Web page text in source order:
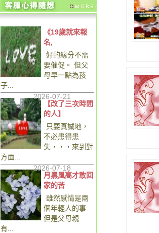
《19歲就來報
名,
好的緣分不需
要催促。 但父
母早一點為孩
子...
2026-07-21
【改了三次時間
的人】
只要真誠地，
不必患得患
失，，，來到對
方面...
2026-07-18
月黑風高才敢回
家的苦
雖然感情是兩
個年輕人的事
但是父母親
有...